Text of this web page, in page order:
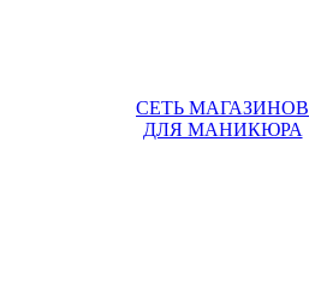
СЕТЬ МАГАЗИНОВ
ДЛЯ МАНИКЮРА